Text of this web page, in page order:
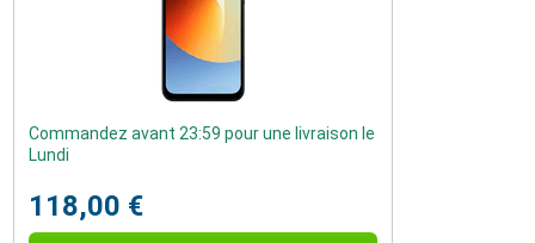
Commandez avant 23:59 pour une livraison le
Lundi
118,00 €